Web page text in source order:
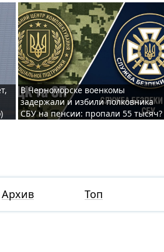
В Черноморске военкомы
задержали и избили полковника
СБУ на пенсии: пропали 55 тысяч?
Архив Топ